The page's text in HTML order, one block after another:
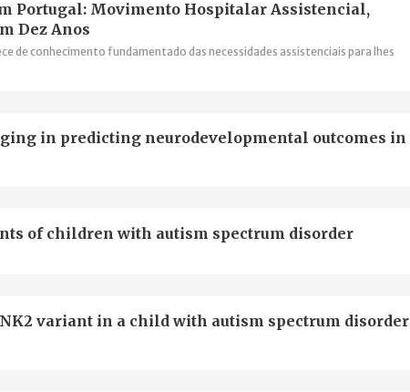
Portugal: Movimento Hospitalar Assistencial,
Dez Anos
de conhecimento fundamentado das necessidades assistenciais para lhes
in predicting neurodevelopmental outcomes in
of children with autism spectrum disorder
variant in a child with autism spectrum disorder